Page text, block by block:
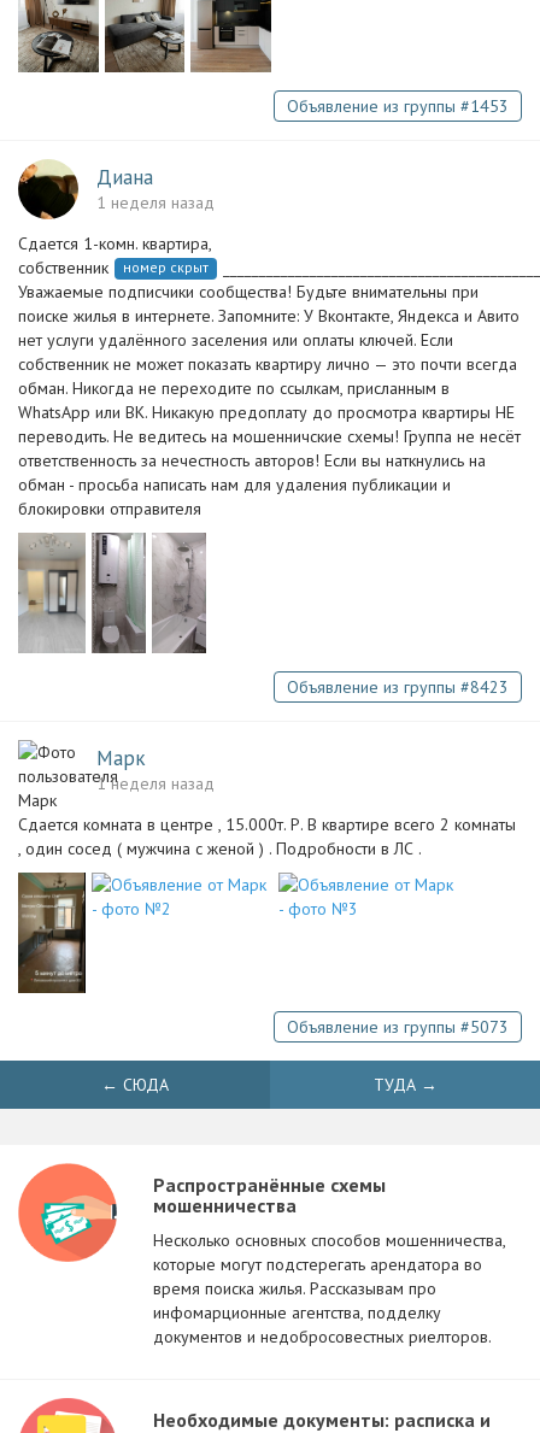
Объявление из группы #1453
Диана
1 неделя назад
Сдается 1-комн. квартира,
собственник
номер скрыт
Уважаемые подписчики сообщества! Будьте внимательны при
поиске жилья в интернете. Запомните: У Вконтакте, Яндекса и Авито
нет услуги удалённого заселения или оплаты ключей. Если
собственник не может показать квартиру лично — это почти всегда
обман. Никогда не переходите по ссылкам, присланным в
WhatsApp или ВК. Никакую предоплату до просмотра квартиры НЕ
переводить. Не ведитесь на мошенничские схемы! Группа не несёт
ответственность за нечестность авторов! Если вы наткнулись на
обман - просьба написать нам для удаления публикации и
блокировки отправителя
Объявление из группы #8423
Марк
1 неделя назад
Сдается комната в центре , 15.000т. Р. В квартире всего 2 комнаты
, один сосед ( мужчина с женой ) . Подробности в ЛС .
Объявление из группы #5073
← СЮДА ТУДА →
Распространённые схемы
мошенничества
Несколько основных способов мошенничества,
которые могут подстерегать арендатора во
время поиска жилья. Рассказывам про
инфомарционные агентства, подделку
документов и недобросовестных риелторов.
Необходимые документы: расписка и